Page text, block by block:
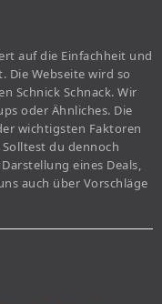
auf die Einfachheit und
Die Webseite wird so
Schnick Schnack. Wir
oder Ähnliches. Die
wichtigsten Faktoren
du dennoch
eines Deals,
auch über Vorschläge